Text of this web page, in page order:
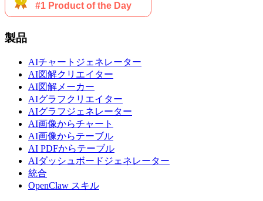
製品
AIチャートジェネレーター
AI図解クリエイター
AI図解メーカー
AIグラフクリエイター
AIグラフジェネレーター
AI画像からチャート
AI画像からテーブル
AI PDFからテーブル
AIダッシュボードジェネレーター
統合
OpenClaw スキル